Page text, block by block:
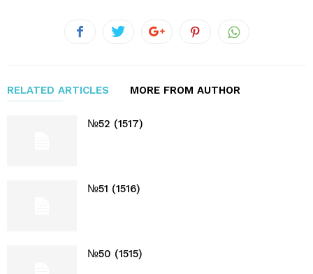
RELATED ARTICLES MORE FROM AUTHOR
№52 (1517)
№51 (1516)
№50 (1515)